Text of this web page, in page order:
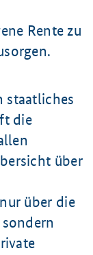
Rente zu
staatliches
die
über
über die